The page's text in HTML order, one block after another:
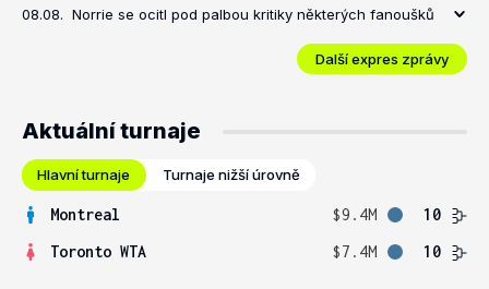
08.08. Norrie se ocitl pod palbou kritiky některých fanoušků
Další expres zprávy
Aktuální turnaje
Hlavní turnaje Turnaje nižší úrovně
Montreal $9.4M
10
Toronto WTA
$7.4M 10